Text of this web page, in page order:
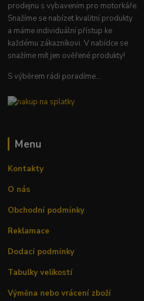
prodejnu s vybavením pro motorkáře.
Snažíme se nabízet kvalitní produkty
a máme individuální přístup ke
každému zákazníkovi. V nabídce se
snažíme mít jen ověřené produkty!
S výběrem rádi poradíme...
Menu
Kontakty
O nás
Obchodní podmínky
Reklamace
Dodací podmínky
Tabulky velikostí
Výměna nebo vrácení zboží